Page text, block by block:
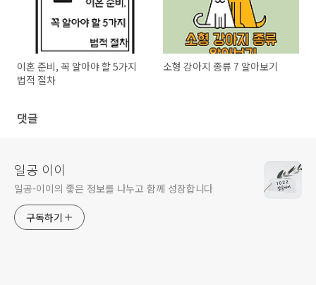
이혼 준비, 꼭 알아야 할 5가지
법적 절차
소형 강아지 종류 7 알아보기
댓글
일공 이이
일공-이이의 좋은 정보를 나누고 함께 성장합니다
구독하기